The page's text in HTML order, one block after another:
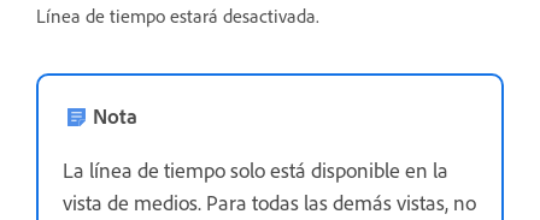
Línea de tiempo estará desactivada.
Nota
La línea de tiempo solo está disponible en la
vista de medios. Para todas las demás vistas, no